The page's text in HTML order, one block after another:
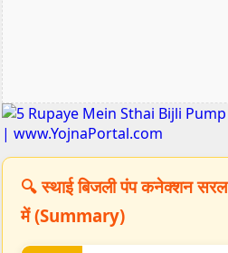
🔍 स्थाई बिजली पंप कनेक्शन
में (Summary)